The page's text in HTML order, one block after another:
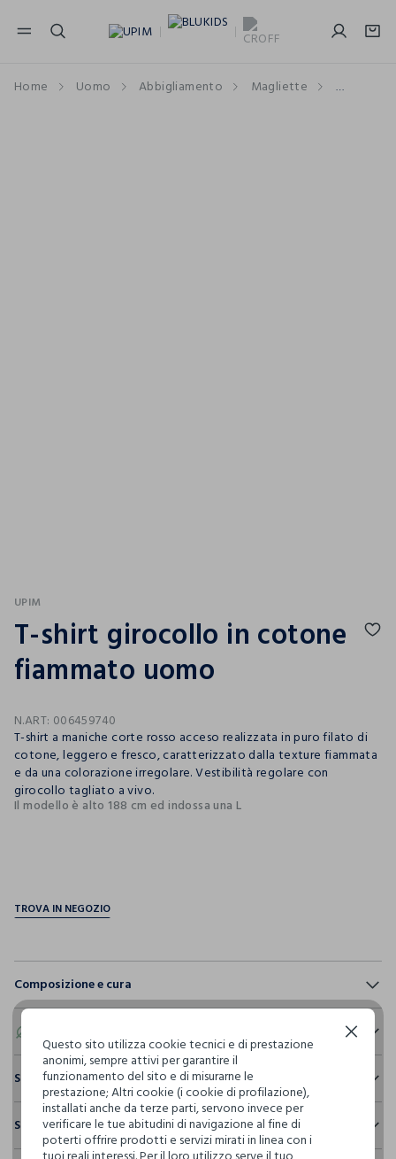
NAVIGATION.ARIA.GOTOMAINCONTENT
Home Uomo Abbigliamento Magliette Maniche
UPIM
T-shirt girocollo in cotone
fiammato uomo
N.ART: 006459740
T-shirt a maniche corte rosso acceso realizzata in puro filato di
cotone, leggero e fresco, caratterizzato dalla texture fiammata
e da una colorazione irregolare. Vestibilità regolare con
girocollo tagliato a vivo.
Il modello è alto 188 cm ed indossa una L
Composizione e cura
Composizione:
NON CANDEGGIARE
TEMPERATURA MASSIMA 40°C - PROCEDURA NORMALE
Consumo d'acqua
Per la realizzazione di questo capo sono stati
utilizzati1.048,77 litri dacqua
Sostenibilità e trasparenza
Sicurezza
Il 100% dei nostri articoli viene sottoposto a test chimico-
fisici, per verificarne il rispetto dei limiti che abbiamo
Spedizione e resi
Questo sito utilizza cookie tecnici e di prestazione
anonimi, sempre attivi per garantire il
funzionamento del sito e di misurarne le
prestazione; Altri cookie (i cookie di profilazione),
installati anche da terze parti, servono invece per
verificare le tue abitudini di navigazione al fine di
poterti offrire prodotti e servizi mirati in linea con i
Continua senza accettare